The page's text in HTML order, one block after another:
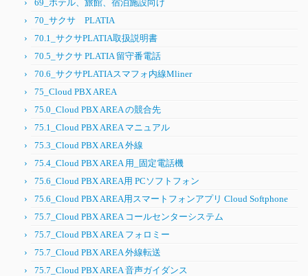
69_ホテル、旅館、宿泊施設向け
70_サクサ PLATIA
70.1_サクサPLATIA取扱説明書
70.5_サクサ PLATIA 留守番電話
70.6_サクサPLATIAスマフォ内線Mliner
75_Cloud PBX AREA
75.0_Cloud PBX AREA の競合先
75.1_Cloud PBX AREA マニュアル
75.3_Cloud PBX AREA 外線
75.4_Cloud PBX AREA 用_固定電話機
75.6_Cloud PBX AREA用 PCソフトフォン
75.6_Cloud PBX AREA用スマートフォンアプリ Cloud Softphone
75.7_Cloud PBX AREA コールセンターシステム
75.7_Cloud PBX AREA フォロミー
75.7_Cloud PBX AREA 外線転送
75.7_Cloud PBX AREA 音声ガイダンス